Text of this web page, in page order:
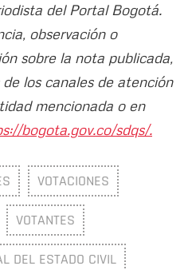
del Portal Bogotá.
observación o
sobre la nota publicada,
los canales de atención
mencionada o en
bogota.gov.co/sdqs/.
VOTACIONES
VOTANTES
DEL ESTADO CIVIL